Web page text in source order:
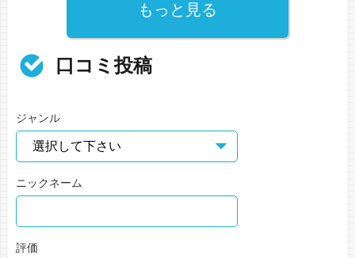
もっと見る
口コミ投稿
ジャンル
ニックネーム
評価